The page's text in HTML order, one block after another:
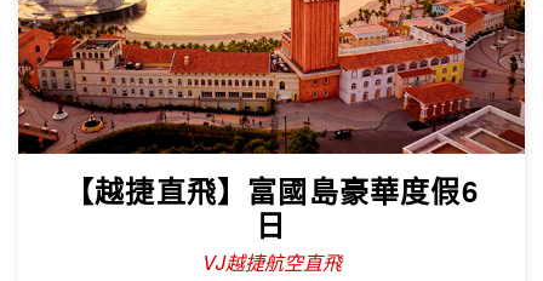
【越捷直飛】富國島豪華度假6
日
VJ越捷航空直飛